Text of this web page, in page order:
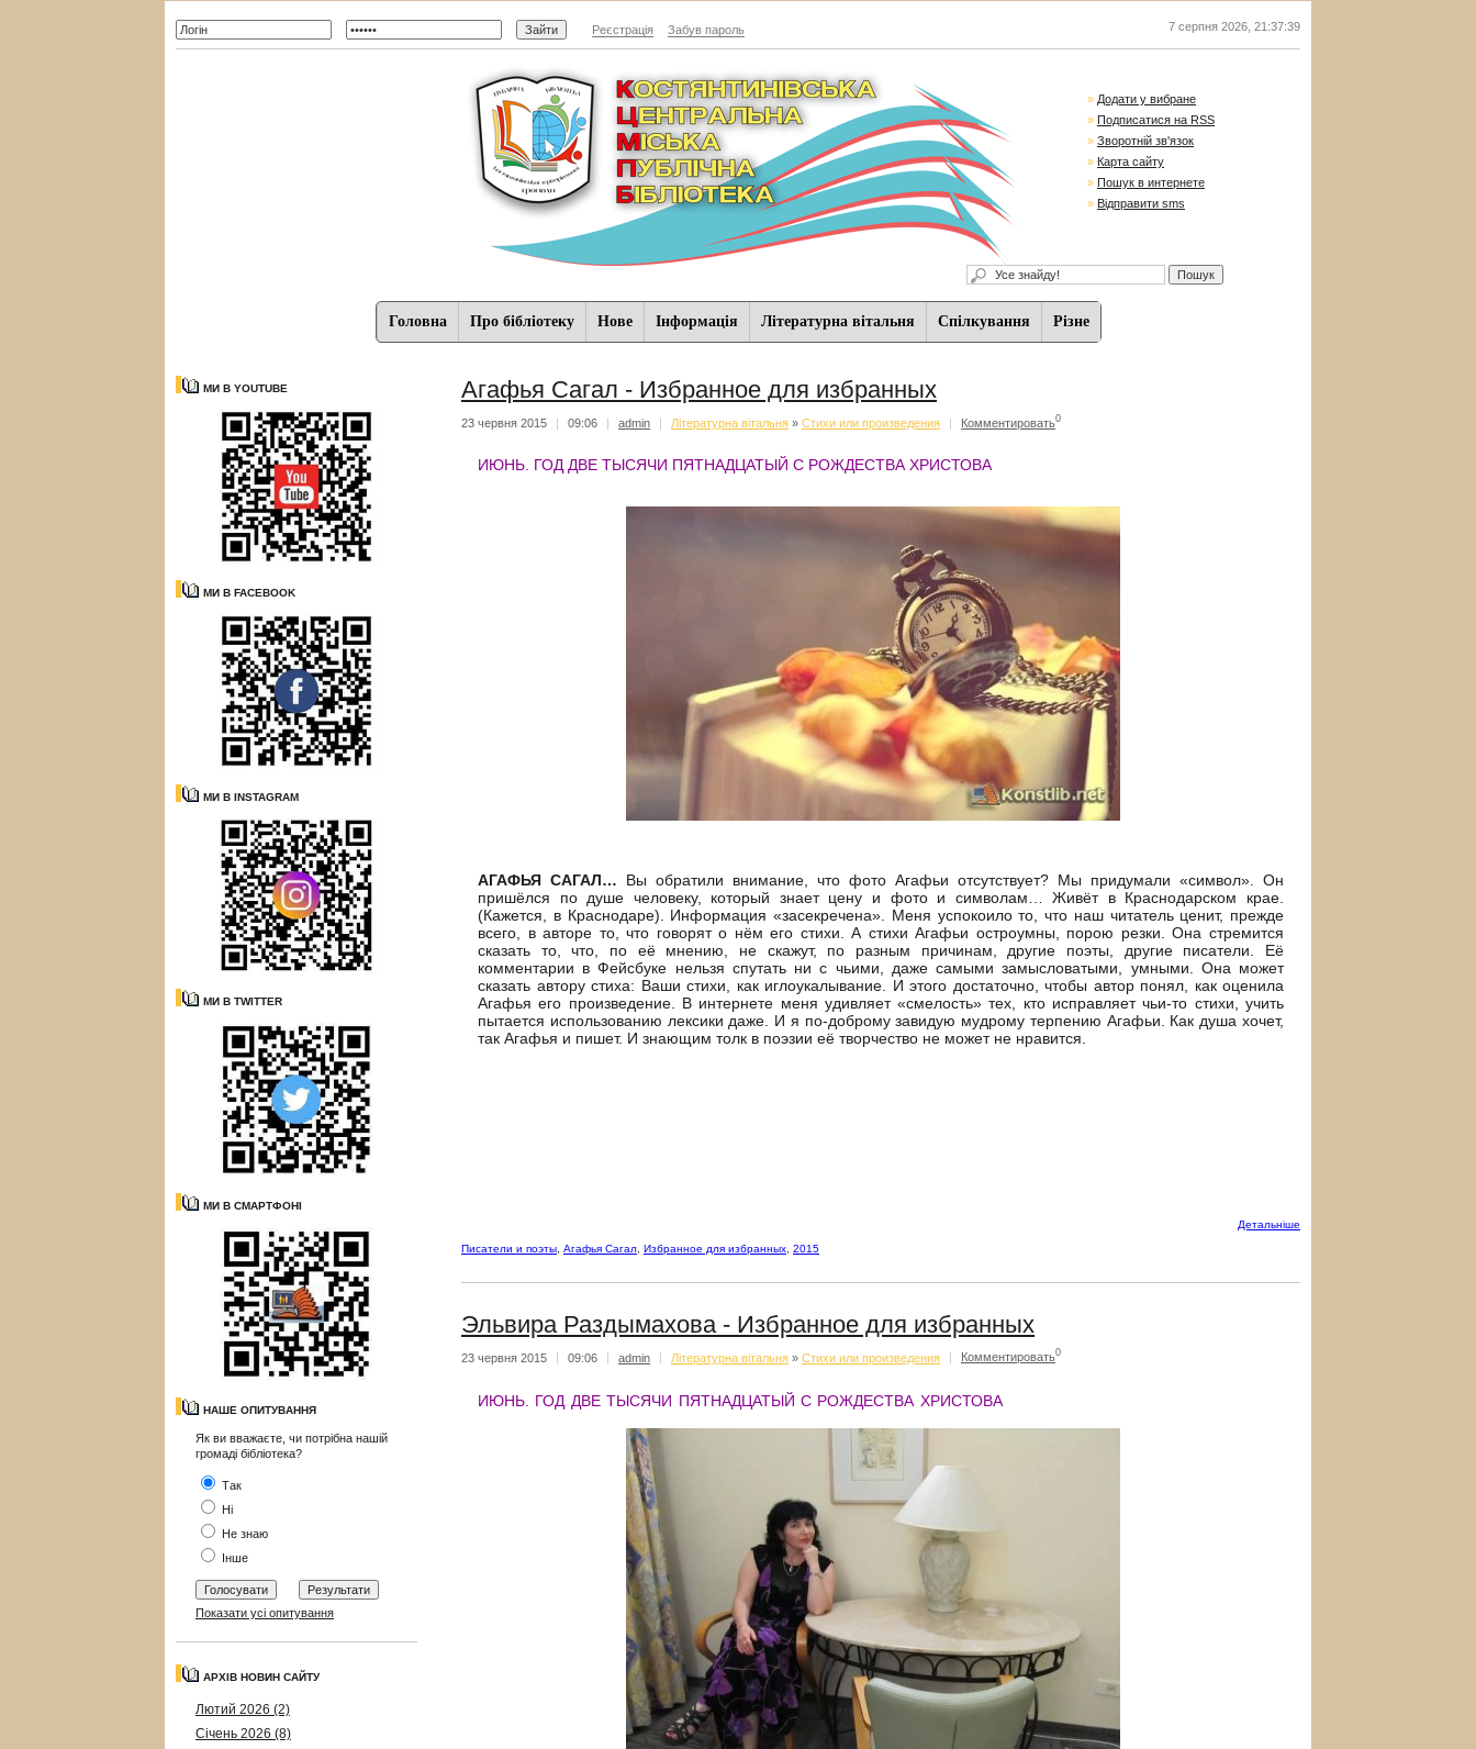
Реєстрація Забув пароль 7 серпня 2026 21:37:40
» Додати у вибране
» Подписатися на RSS
» Зворотній зв'язок
» Карта сайту
» Пошук в интернете
» Відправити sms
Головна Про бібліотеку Нове Iнформацiя Літературна вітальня Спiлкування Різне
МИ В YOUTUBE
МИ В FACEBOOK
МИ В INSTAGRAM
МИ В TWITTER
МИ В СМАРТФОНІ
НАШЕ ОПИТУВАННЯ
Як ви вважаєте, чи потрібна нашій
громаді бібліотека?
Так
Ні
Не знаю
Інше
Показати усі опитування
АРХІВ НОВИН САЙТУ
Лютий 2026 (2)
Січень 2026 (8)
Агафья Сагал - Избранное для избранных
23 червня 2015 | 09:06 | admin | Літературна вітальня » Стихи или произведения | Комментировать0
ИЮНЬ. ГОД ДВЕ ТЫСЯЧИ ПЯТНАДЦАТЫЙ С РОЖДЕСТВА ХРИСТОВА
АГАФЬЯ САГАЛ… Вы обратили внимание, что фото Агафьи отсутствует? Мы придумали «символ». Он
пришёлся по душе человеку, который знает цену и фото и символам… Живёт в Краснодарском крае.
(Кажется, в Краснодаре). Информация «засекречена». Меня успокоило то, что наш читатель ценит, прежде
всего, в авторе то, что говорят о нём его стихи. А стихи Агафьи остроумны, порою резки. Она стремится
сказать то, что, по её мнению, не скажут, по разным причинам, другие поэты, другие писатели. Её
комментарии в Фейсбуке нельзя спутать ни с чьими, даже самыми замысловатыми, умными. Она может
сказать автору стиха: Ваши стихи, как иглоукалывание. И этого достаточно, чтобы автор понял, как оценила
Агафья его произведение. В интернете меня удивляет «смелость» тех, кто исправляет чьи-то стихи, учить
пытается использованию лексики даже. И я по-доброму завидую мудрому терпению Агафьи. Как душа хочет,
так Агафья и пишет. И знающим толк в поэзии её творчество не может не нравится.
Детальнiше
Писатели и поэты Агафья Сагал Избранное для избранных 2015
Эльвира Раздымахова - Избранное для избранных
23 червня 2015 09:06 admin Літературна вітальня » Стихи или произведения Комментировать0
ИЮНЬ. ГОД ДВЕ ТЫСЯЧИ ПЯТНАДЦАТЫЙ С РОЖДЕСТВА ХРИСТОВА